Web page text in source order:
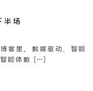
半场
客里。数据驱动，智能
智能体数 […]